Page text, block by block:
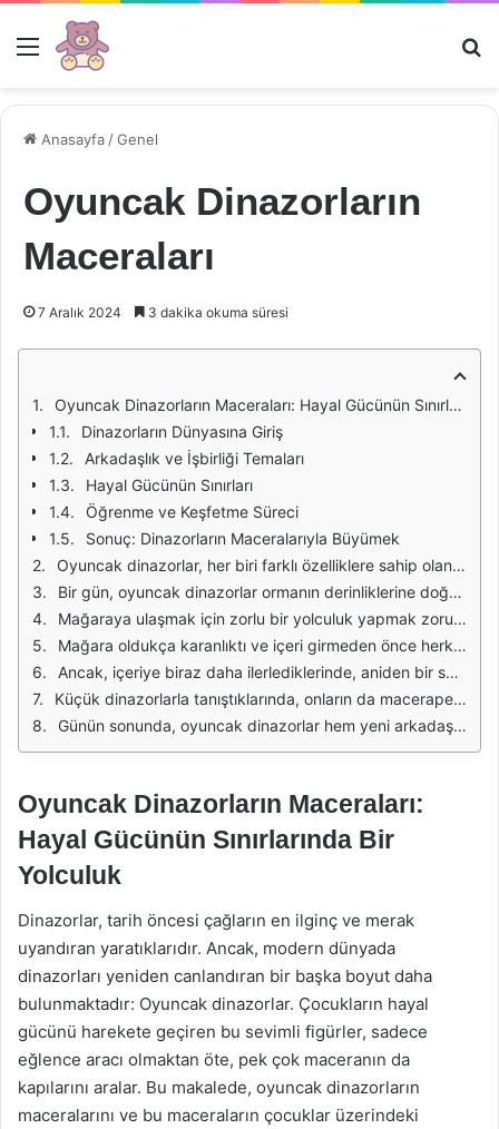
Menü
Anasayfa /Genel
Oyuncak Dinazorların
Maceraları
7 Aralık 2024 3 dakika okuma süresi
Oyuncak Dinazorların Maceraları: Hayal Gücünün Sınırlarında Bir Yolculuk
Dinazorların Dünyasına Giriş
Arkadaşlık ve İşbirliği Temaları
Hayal Gücünün Sınırları
Öğrenme ve Keşfetme Süreci
Sonuç: Dinazorların Maceralarıyla Büyümek
Oyuncak dinazorlar, her biri farklı özelliklere sahip olan dört arkadaşla birlikte maceralarına devam ediyordu. T-Rex, güçlü ve cesur bir liderdi; Triceratops, strateji geliştirmeyi seven bir düşünürdü; Velociraptor, hızlı ve çevik bir avcıydı; Pterodactyl ise her zaman yukarıdan bakmayı seven bir gözlemciydi. Bu dörtlü, her gün yeni bir macera için heyecanla hazırlık yapıyordu.
Bir gün, oyuncak dinazorlar ormanın derinliklerine doğru bir keşfe çıkmaya karar verdiler. Ormanın içinde gizemli bir mağara olduğunu duymuşlardı ve bu mağarayı keşfetmek istiyorlardı. T-Rex, ekibin lideri olarak, her birinin güvenliğini sağlamak için dikkatli olmaları gerektiğini vurguladı. Triceratops, yol boyunca karşılaşabilecekleri tehlikeleri düşünerek bir plan geliştirdi.
Mağaraya ulaşmak için zorlu bir yolculuk yapmak zorunda kaldılar. Velociraptor, çevikliği sayesinde engelleri daha kolay aşarken, Pterodactyl, yüksekten bakarak tehlikeleri önceden görüyordu. T-Rex, grubun önünde yürüyerek liderlik ediyor, Triceratops ise her durakta durup stratejik düşüncelerini paylaşıyordu. Uzun bir yürüyüşün ardından sonunda mağaranın girişine ulaştılar.
Mağara oldukça karanlıktı ve içeri girmeden önce herkesin birer fener alması gerektiğine karar verdiler. İçi sürprizlerle dolu olan mağaraya adım attıklarında, duvarlarda eski resimlerin olduğunu fark ettiler. Bu resimler, dinazorların geçmişteki yaşamlarını anlatıyordu. Triceratops, resimleri inceleyerek, eski dinazorların yaşam tarzları hakkında bilgi edinmeye başladı.
Ancak, içeriye biraz daha ilerlediklerinde, aniden bir ses duydular. Velociraptor hemen dikkat kesildi ve sesin kaynağını bulmaya çalıştı. T-Rex, sesin tehlikeli bir yaratık olabileceğinden endişeliydi. Ekibin güvenliği için herkesin dikkatli olması gerektiğini hatırlattı. Pterodactyl, yukarıdan bakarak sesin geldiği yeri taradı ve bir grup küçük dinazorun oyun oynadığını fark etti.
Küçük dinazorlarla tanıştıklarında, onların da maceraperest ruhları olduğunu öğrendiler. Oyuncak dinazorlar, küçük dinazorlarla birlikte yeni keşifler yapmaya karar verdiler. Herkes bir araya geldiğinde, karşılaştıkları zorlukları daha kolay aşabileceklerini anladılar. Birlikte eğlenerek ve yeni şeyler öğrenerek daha büyük bir maceraya atıldılar.
Günün sonunda, oyuncak dinazorlar hem yeni arkadaşlar edinmiş hem de unutulmaz bir macera yaşamış oldular. Ormanın derinliklerinde geçirdikleri bu zaman, arkadaşlıklarını pekiştirdi ve birlikte daha fazla macera yaşama isteği uyandırdı. Bir sonraki keşiflerinde, daha büyük hedefler belirlemeye karar verdiler ve yeni serüvenler için planlar yapmaya başladılar.
Oyuncak Dinazorların Maceraları:
Hayal Gücünün Sınırlarında Bir
Yolculuk
Dinazorlar, tarih öncesi çağların en ilginç ve merak
uyandıran yaratıklarıdır. Ancak, modern dünyada
dinazorları yeniden canlandıran bir başka boyut daha
bulunmaktadır: Oyuncak dinazorlar. Çocukların hayal
gücünü harekete geçiren bu sevimli figürler, sadece
eğlence aracı olmaktan öte, pek çok maceranın da
kapılarını aralar. Bu makalede, oyuncak dinazorların
maceralarını ve bu maceraların çocuklar üzerindeki